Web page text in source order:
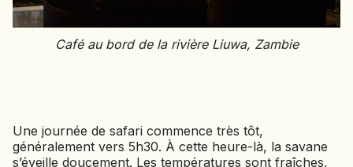
INDE
INDONÉSIE
KAZAKHSTAN
KENYA
Café au bord de la rivière Liuwa, Zambie
Une journée de safari commence très tôt,
généralement vers 5h30. À cette heure-là, la savane
s’éveille doucement. Les températures sont fraîches,